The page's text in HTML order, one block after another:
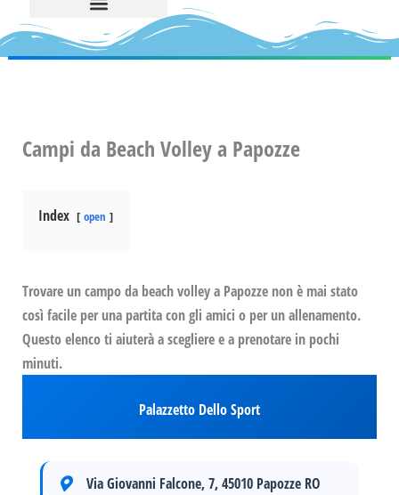
Campi da Beach Volley a Papozze
Index open
Trovare un campo da beach volley a Papozze non è mai stato
così facile per una partita con gli amici o per un allenamento.
Questo elenco ti aiuterà a scegliere e a prenotare in pochi
minuti.
Palazzetto Dello Sport
Via Giovanni Falcone, 7, 45010 Papozze RO